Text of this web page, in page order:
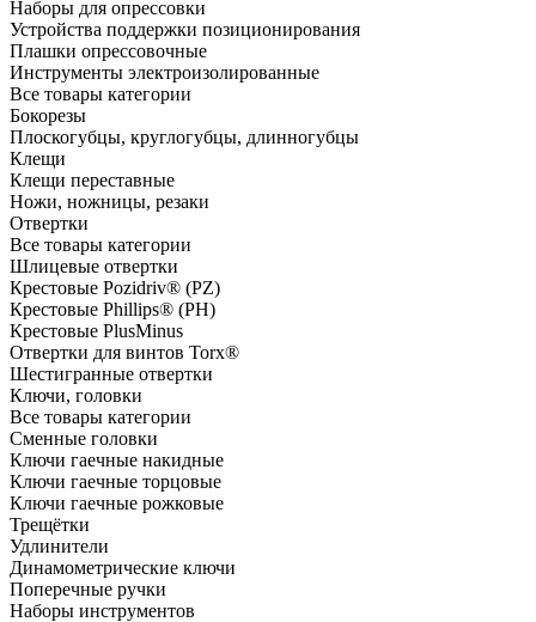
Наборы для опрессовки
Устройства поддержки позиционирования
Плашки опрессовочные
Инструменты электроизолированные
Все товары категории
Бокорезы
Плоскогубцы, круглогубцы, длинногубцы
Клещи
Клещи переставные
Ножи, ножницы, резаки
Отвертки
Все товары категории
Шлицевые отвертки
Крестовые Pozidriv® (PZ)
Крестовые Phillips® (PH)
Крестовые PlusMinus
Отвертки для винтов Torx®
Шестигранные отвертки
Ключи, головки
Все товары категории
Сменные головки
Ключи гаечные накидные
Ключи гаечные торцовые
Ключи гаечные рожковые
Трещётки
Удлинители
Динамометрические ключи
Поперечные ручки
Наборы инструментов